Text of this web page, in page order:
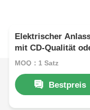
Elektrischer
mit CD-Qualität
und
MOQ：1 Satz
Bestpreis